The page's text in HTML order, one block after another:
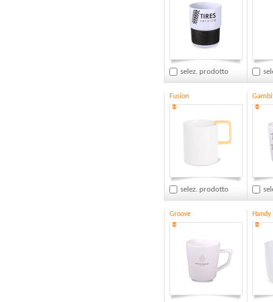
selez. prodotto
Fusion
®
selez. prodotto
®
Groove
®
Handy
®